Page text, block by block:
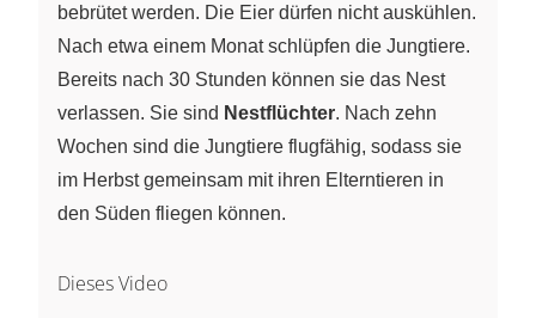
bebrütet werden. Die Eier dürfen nicht auskühlen.
Nach etwa einem Monat schlüpfen die Jungtiere.
Bereits nach 30 Stunden können sie das Nest
verlassen. Sie sind Nestflüchter. Nach zehn
Wochen sind die Jungtiere flugfähig, sodass sie
im Herbst gemeinsam mit ihren Elterntieren in
den Süden fliegen können.
Dieses Video